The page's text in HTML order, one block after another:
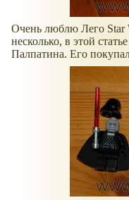
Очень люблю Лего Star
несколько, в этой
Палпатина. Его